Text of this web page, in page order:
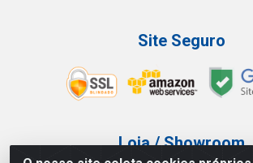
Site Seguro
Loja / Showroom